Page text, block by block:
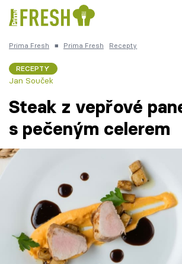
Česká kuchyně
Recepty
Články
TV Program
Prima Fresh ■ Prima Fresh Recepty
RECEPTY
Jan Souček
Steak z vepřové
s pečeným celerem